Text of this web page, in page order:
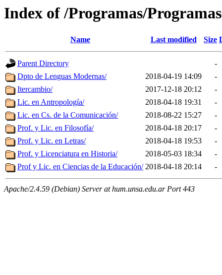
Index of /Programas/
Name Last modified Size
Parent Directory
-
Dpto de Lenguas Modernas/
2018-04-19 14:09
-
Itercambio/
2017-12-18 20:12
-
Lic. en Antropología/
2018-04-18 19:31
-
Lic. en Cs. de la Comunicación/
2018-08-22 15:27
-
Prof. y Lic. en Filosofía/
2018-04-18 20:17
-
Prof. y Lic. en Letras/
2018-04-18 19:53
-
Prof. y Licenciatura en Historia/
2018-05-03 18:34
-
Prof y Lic. en Ciencias de la Educación/ 2018-04-18 20:14 -
Apache/2.4.59 (Debian) Server at hum.unsa.edu.ar Port 443